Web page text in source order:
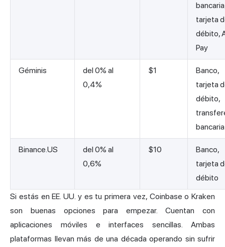
tarjeta
débito,
Pay
Géminis
del 0% al
0,4%
$1
Banco,
tarjeta
débito,
bancaria
Binance.US
del 0% al
0,6%
$10
Banco,
tarjeta
débito
Si estás en EE. UU. y es tu primera vez, Coinbase o Kraken
son buenas opciones para empezar. Cuentan con
aplicaciones móviles e interfaces sencillas. Ambas
plataformas llevan más de una década operando sin sufrir